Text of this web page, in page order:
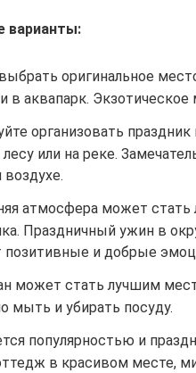
варианты:
оригинальное
в аквапарк.
организовать
лесу или на реке.
атмосфера может стать
Праздничный ужин в
позитивные и добрые
может стать лучшим
мыть и убирать посуду.
популярностью и
в красивом месте,